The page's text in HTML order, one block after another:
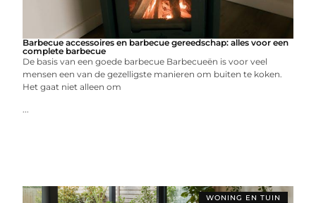
Barbecue accessoires en barbecue gereedschap: alles voor een
complete barbecue
De basis van een goede barbecue Barbecueën is voor veel
mensen een van de gezelligste manieren om buiten te koken.
Het gaat niet alleen om
...
WONING EN TUIN